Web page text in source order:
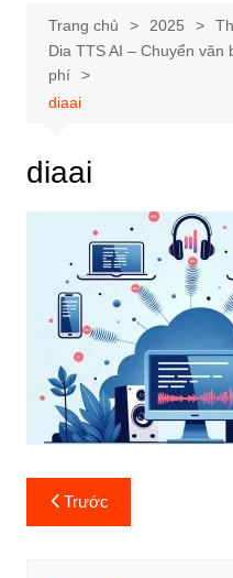
Trang chủ 2025
Dia TTS AI – Chuyển văn
phí
diaai
diaai
Điều
hướng
Trước